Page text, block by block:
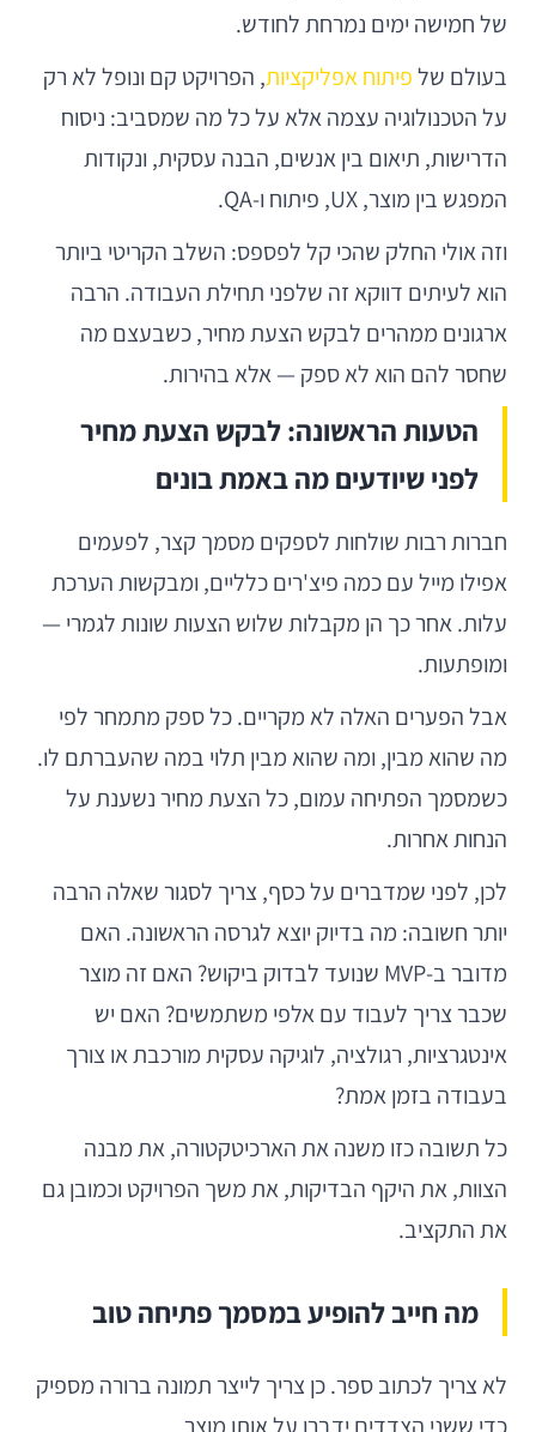
של חמישה ימים נמרחת לחודש.
בעולם שלפיתוח אפליקציות, הפרויקט קם ונופל לא רק
על הטכנולוגיה עצמה אלא על כל מה שמסביב: ניסוח
הדרישות, תיאום בין אנשים, הבנה עסקית, ונקודות
המפגש בין מוצר, UX, פיתוח ו-QA.
וזה אולי החלק שהכי קל לפספס: השלב הקריטי ביותר
הוא לעיתים דווקא זה שלפני תחילת העבודה. הרבה
ארגונים ממהרים לבקש הצעת מחיר, כשבעצם מה
שחסר להם הוא לא ספק — אלא בהירות.
הטעות הראשונה: לבקש הצעת מחיר
לפני שיודעים מה באמת בונים
חברות רבות שולחות לספקים מסמך קצר, לפעמים
אפילו מייל עם כמה פיצ'רים כלליים, ומבקשות הערכת
עלות. אחר כך הן מקבלות שלוש הצעות שונות לגמרי —
ומופתעות.
אבל הפערים האלה לא מקריים. כל ספק מתמחר לפי
מה שהוא מבין, ומה שהוא מבין תלוי במה שהעברתם לו.
כשמסמך הפתיחה עמום, כל הצעת מחיר נשענת על
הנחות אחרות.
לכן, לפני שמדברים על כסף, צריך לסגור שאלה הרבה
יותר חשובה: מה בדיוק יוצא לגרסה הראשונה. האם
מדובר ב-MVP שנועד לבדוק ביקוש? האם זה מוצר
שכבר צריך לעבוד עם אלפי משתמשים? האם יש
אינטגרציות, רגולציה, לוגיקה עסקית מורכבת או צורך
בעבודה בזמן אמת?
כל תשובה כזו משנה את הארכיטקטורה, את מבנה
הצוות, את היקף הבדיקות, את משך הפרויקט וכמובן גם
את התקציב.
מה חייב להופיע במסמך פתיחה טוב
לא צריך לכתוב ספר. כן צריך לייצר תמונה ברורה מספיק